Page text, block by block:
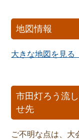
地図情報
大きな地図を見る
市田灯ろう流
せ先
ご不明な点は、大